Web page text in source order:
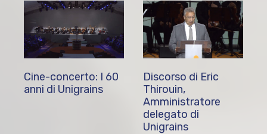
Cine-concerto: I 60
anni di Unigrains
Discorso di Eric
Thirouin,
Amministratore
delegato di
Unigrains